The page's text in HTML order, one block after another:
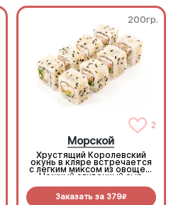
200гр.
2
Морской
Хрустящий Королевский
окунь в кляре встречается
с легким миксом из овощей.
Нежный сливочный сыр
обжаренный кунжут
добавляет приятный
Заказать за 379R